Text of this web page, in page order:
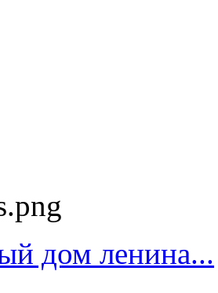
дом ленина...